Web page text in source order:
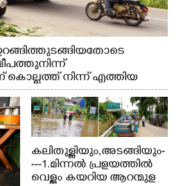
നിന്ന് എത്തിയ
കലിതുള്ളിയും,അടങ്ങിയും-
---1.മിന്നൽ പ്രളയത്തിൽ
വെള്ളം കയറിയ ആറന്മുള